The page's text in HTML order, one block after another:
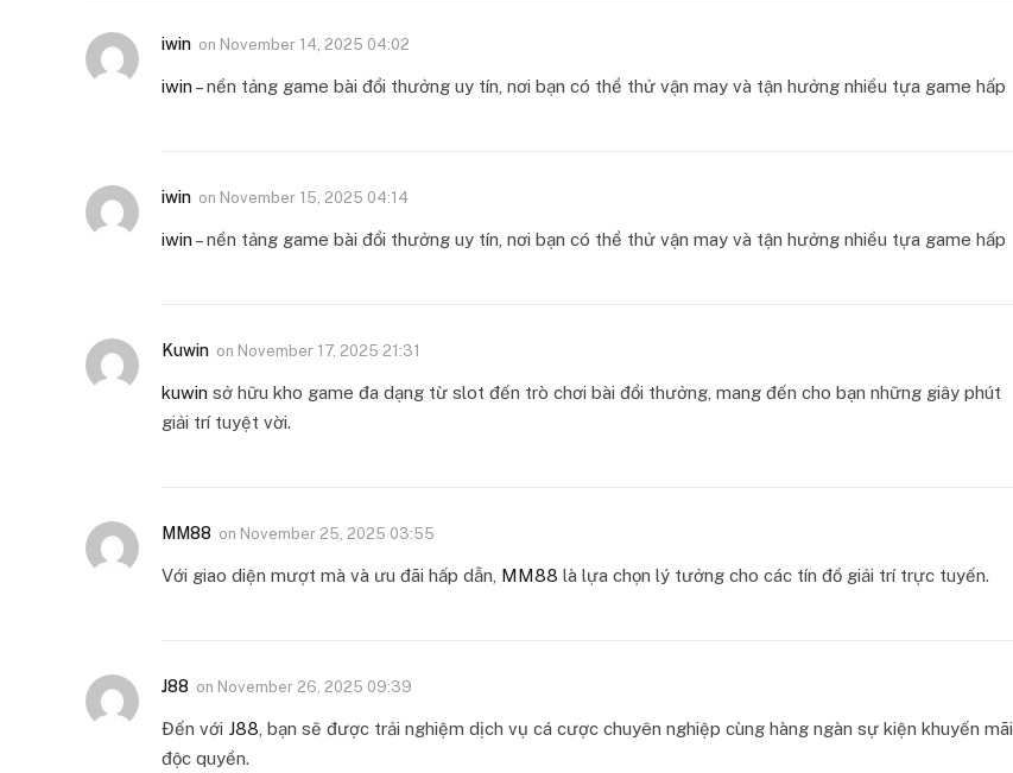
iwin on November 14, 2025 04:02
iwin – nền tảng game bài đổi thưởng uy tín, nơi bạn có thể thử vận may và tận hưởng nhiều tựa game hấp
iwin on November 15, 2025 04:14
iwin – nền tảng game bài đổi thưởng uy tín, nơi bạn có thể thử vận may và tận hưởng nhiều tựa game hấp
Kuwin on November 17, 2025 21:31
kuwin sở hữu kho game đa dạng từ slot đến trò chơi bài đổi thưởng, mang đến cho bạn những giây phút
giải trí tuyệt vời.
MM88 on November 25, 2025 03:55
Với giao diện mượt mà và ưu đãi hấp dẫn, MM88 là lựa chọn lý tưởng cho các tín đồ giải trí trực tuyến.
J88 on November 26, 2025 09:39
Đến với J88, bạn sẽ được trải nghiệm dịch vụ cá cược chuyên nghiệp cùng hàng ngàn sự kiện khuyến mãi
độc quyền.